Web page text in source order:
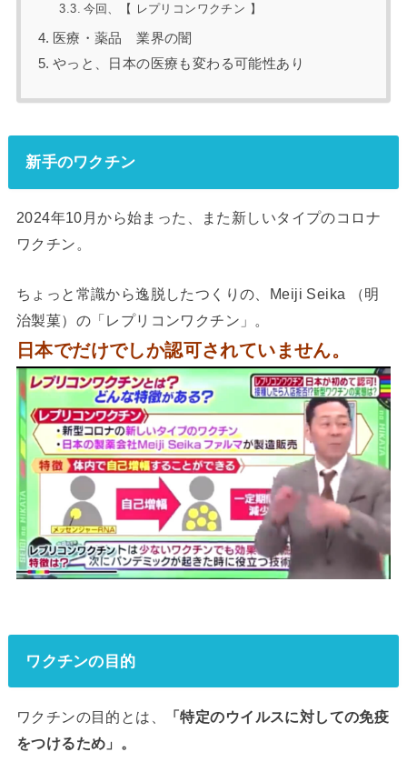
今回、【 レプリコンワクチン 】
医療・薬品 業界の闇
やっと、日本の医療も変わる可能性あり
新手のワクチン
2024年10月から始まった、また新しいタイプのコロナ
ワクチン。
ちょっと常識から逸脱したつくりの、Meiji Seika （明
治製菓）の「レプリコンワクチン」。
日本でだけでしか認可されていません。
ワクチンの目的
ワクチンの目的とは、
「特定のウイルスに対しての免疫
をつけるため」。